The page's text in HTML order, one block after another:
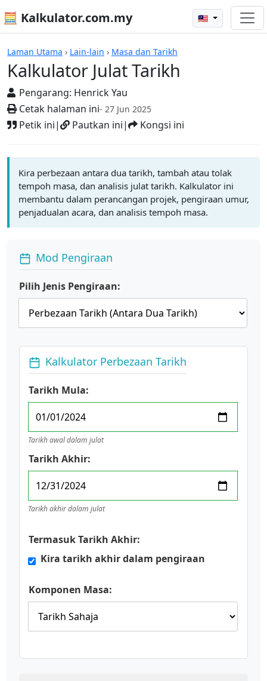
🧮 Kalkulator.com.my 🇲🇾
Laman Utama › Lain-lain › Masa dan Tarikh
Kalkulator Julat Tarikh
Pengarang: Henrick Yau
Cetak halaman ini- 27 Jun 2025
Petik ini| Pautkan ini| Kongsi ini
Kalkulator
Kira perbezaan antara dua tarikh, tambah atau tolak
tempoh masa, dan analisis julat tarikh. Kalkulator ini
membantu dalam perancangan projek, pengiraan umur,
penjadualan acara, dan analisis tempoh masa.
Mod Pengiraan
Pilih Jenis Pengiraan:
Kalkulator Perbezaan Tarikh
Tarikh Mula:
Tarikh awal dalam julat
Tarikh Akhir:
Tarikh akhir dalam julat
Termasuk Tarikh Akhir:
Kira tarikh akhir dalam pengiraan
Komponen Masa: